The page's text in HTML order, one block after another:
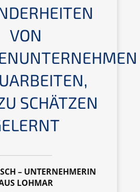
VON
SCHÄTZEN
– UNTERNEHMERIN
LOHMAR